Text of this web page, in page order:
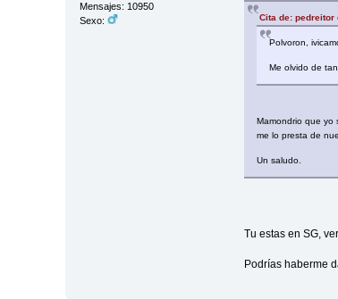
Mensajes: 10950
Sexo:
Cita de: pedreitor
Polvoron,
Me olvido de
Mamondrio que yo
me lo presta de
Un saludo.
Tu estas en SG,
Podrías haberme